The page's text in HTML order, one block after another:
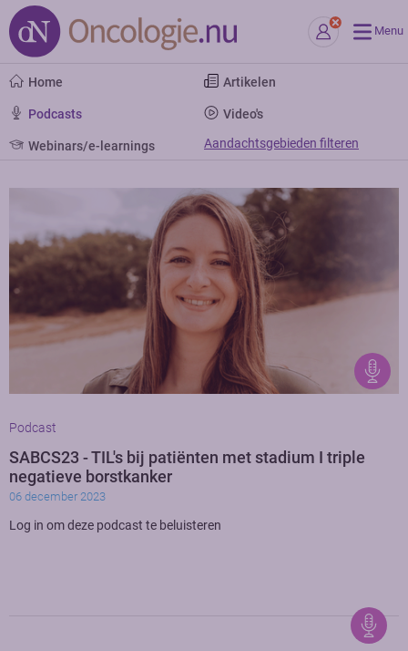
Menu
Home Artikelen
Podcasts Video's
Webinars/e-learnings Aandachtsgebieden filteren
Podcast
SABCS23 - TIL's bij patiënten met stadium I triple
negatieve borstkanker
06 december 2023
Log in om deze podcast te beluisteren